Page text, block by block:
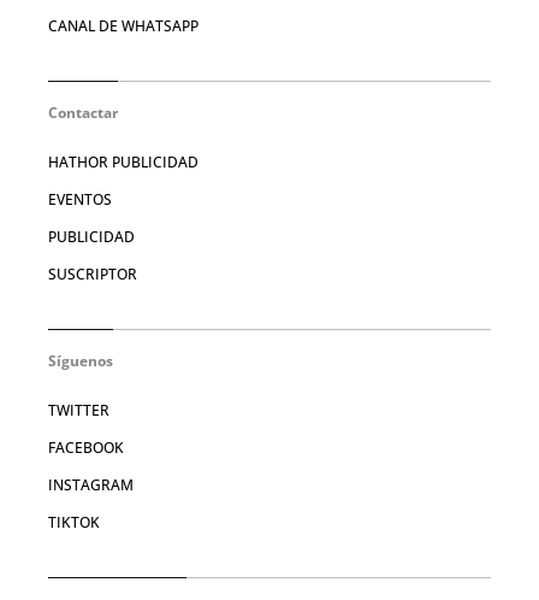
CANAL DE WHATSAPP
Contactar
HATHOR PUBLICIDAD
EVENTOS
PUBLICIDAD
SUSCRIPTOR
Síguenos
TWITTER
FACEBOOK
INSTAGRAM
TIKTOK